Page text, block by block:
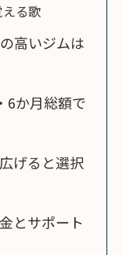
る歌
高いジムは
6か月総額で
げると選択
とサポート